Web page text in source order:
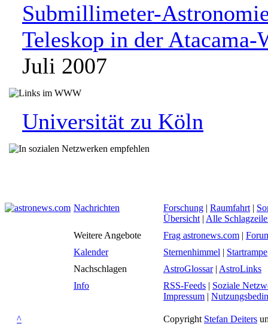
Submillimeter-
Teleskop in der Atacama-
Juli 2007
Universität zu Köln
Nachrichten Forschung | Raumfahrt |
Übersicht | Alle
Weitere Angebote
Frag astronews.com |
Kalender
Sternenhimmel | Startrampe
Nachschlagen
AstroGlossar| AstroLinks
Info
RSS-Feeds | Soziale
Impressum |
^ Copyright Stefan Deiters